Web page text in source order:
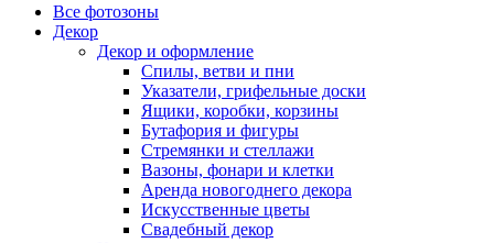
Все фотозоны
Декор
Декор и оформление
Спилы, ветви и пни
Указатели, грифельные доски
Ящики, коробки, корзины
Бутафория и фигуры
Стремянки и стеллажи
Вазоны, фонари и клетки
Аренда новогоднего декора
Искусственные цветы
Свадебный декор